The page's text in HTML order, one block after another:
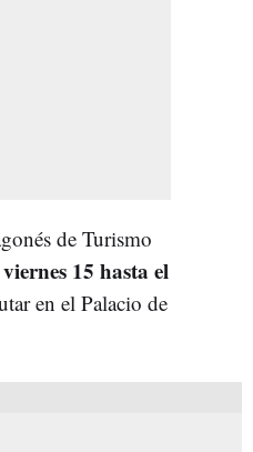
de Turismo
viernes 15 hasta el
en el Palacio de